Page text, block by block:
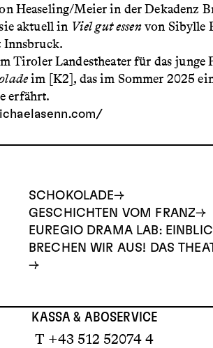
Heaseling/Meier in der Dekadenz
aktuell in Viel gut essenvon Sibylle
Innsbruck.
Tiroler Landestheater für das junge
im [K2], das im Sommer 2025
erfährt.
SCHOKOLADE
GESCHICHTEN VOM FRANZ
EUREGIO DRAMA LAB:
BRECHEN WIR AUS! DAS
KASSA & ABOSERVICE
T +43 512 52074 4